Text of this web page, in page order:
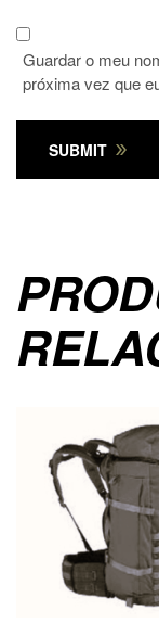
Guardar o meu
próxima vez que
SUBMIT